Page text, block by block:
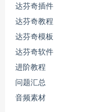
达芬奇插件
达芬奇教程
达芬奇模板
达芬奇软件
进阶教程
问题汇总
音频素材